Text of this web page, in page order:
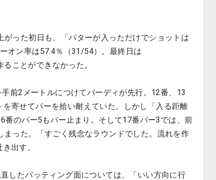
った初日も、「パターが入っただけでショットは
オン率は57.4％（31/54）。最終日は
ことができなかった。
前2メートルにつけてバーディが先行。12番、13
寄せてパーを拾い耐えていた。しかし「入る距離
番のパー5もパー止まり。そして17番パー3では、前
った。「すごく残念なラウンドでした。流れを作
出す。
したパッティング面については、「いい方向に行